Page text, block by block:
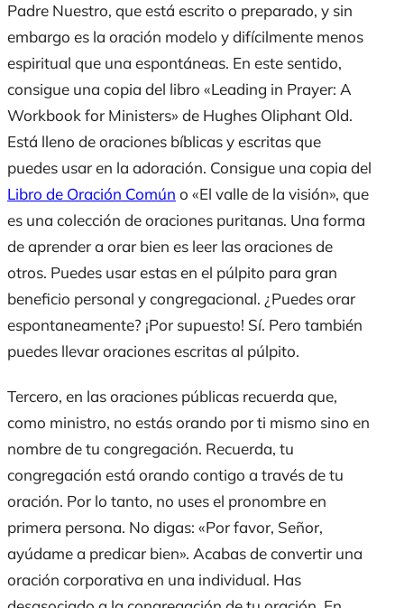
Padre Nuestro, que está escrito o preparado, y sin
embargo es la oración modelo y difícilmente menos
espiritual que una espontáneas. En este sentido,
consigue una copia del libro «Leading in Prayer: A
Workbook for Ministers» de Hughes Oliphant Old.
Está lleno de oraciones bíblicas y escritas que
puedes usar en la adoración. Consigue una copia del
Libro de Oración Común o «El valle de la visión», que
es una colección de oraciones puritanas. Una forma
de aprender a orar bien es leer las oraciones de
otros. Puedes usar estas en el púlpito para gran
beneficio personal y congregacional. ¿Puedes orar
espontaneamente? ¡Por supuesto! Sí. Pero también
puedes llevar oraciones escritas al púlpito.
Tercero, en las oraciones públicas recuerda que,
como ministro, no estás orando por ti mismo sino en
nombre de tu congregación. Recuerda, tu
congregación está orando contigo a través de tu
oración. Por lo tanto, no uses el pronombre en
primera persona. No digas: «Por favor, Señor,
ayúdame a predicar bien». Acabas de convertir una
oración corporativa en una individual. Has